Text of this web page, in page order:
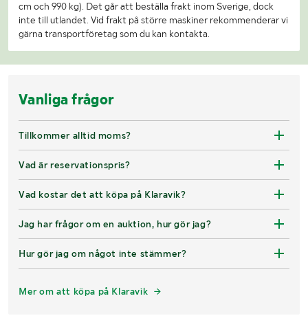
cm och 990 kg). Det går att beställa frakt inom Sverige, dock
inte till utlandet. Vid frakt på större maskiner rekommenderar vi
gärna transportföretag som du kan kontakta.
Vanliga frågor
Tillkommer alltid moms?
Vad är reservationspris?
Vad kostar det att köpa på Klaravik?
Jag har frågor om en auktion, hur gör jag?
Hur gör jag om något inte stämmer?
Mer om att köpa på Klaravik